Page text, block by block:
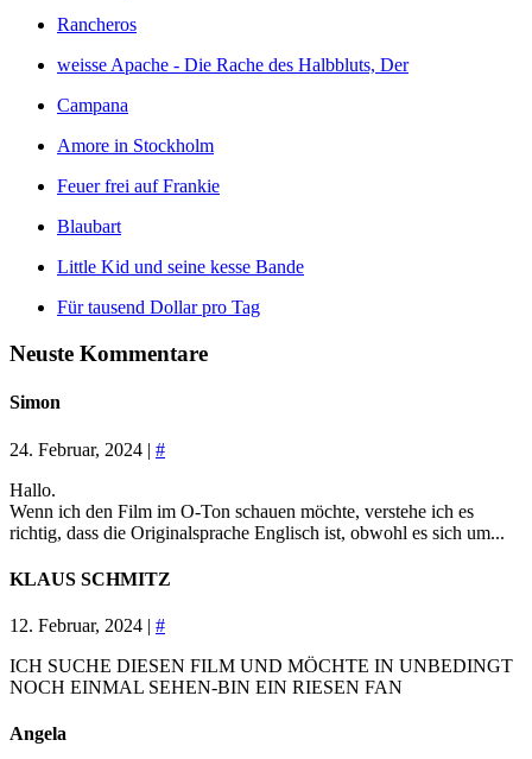
Rancheros
weisse Apache - Die Rache des Halbbluts, Der
Campana
Amore in Stockholm
Feuer frei auf Frankie
Blaubart
Little Kid und seine kesse Bande
Für tausend Dollar pro Tag
Neuste Kommentare
Simon
24. Februar, 2024 | #
Hallo.
Wenn ich den Film im O-Ton schauen möchte, verstehe ich es
richtig, dass die Originalsprache Englisch ist, obwohl es sich um...
KLAUS SCHMITZ
12. Februar, 2024 | #
ICH SUCHE DIESEN FILM UND MÖCHTE IN UNBEDINGT
NOCH EINMAL SEHEN-BIN EIN RIESEN FAN
Angela